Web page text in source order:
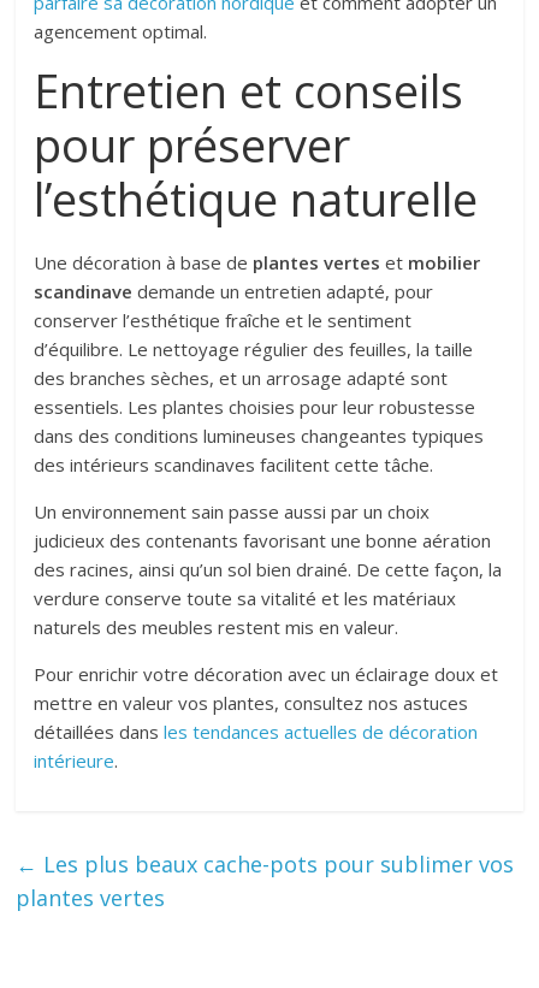
agencement optimal.
Entretien et conseils
pour préserver
l’esthétique naturelle
Une décoration à base de plantes vertes et mobilier
scandinave demande un entretien adapté, pour
conserver l’esthétique fraîche et le sentiment
d’équilibre. Le nettoyage régulier des feuilles, la taille
des branches sèches, et un arrosage adapté sont
essentiels. Les plantes choisies pour leur robustesse
dans des conditions lumineuses changeantes typiques
des intérieurs scandinaves facilitent cette tâche.
Un environnement sain passe aussi par un choix
judicieux des contenants favorisant une bonne aération
des racines, ainsi qu’un sol bien drainé. De cette façon, la
verdure conserve toute sa vitalité et les matériaux
naturels des meubles restent mis en valeur.
Pour enrichir votre décoration avec un éclairage doux et
mettre en valeur vos plantes, consultez nos astuces
détaillées dansles tendances actuelles de décoration
intérieure.
← Les plus beaux cache-pots pour sublimer vos
plantes vertes